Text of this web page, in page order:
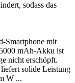
sodass das
Smartphone mit
mAh-Akku ist
nicht erschöpft.
solide Leistung
W ...